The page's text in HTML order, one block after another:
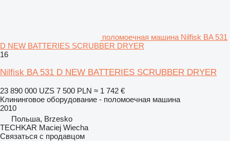
поломоечная машина Nilfisk BA 531
D NEW BATTERIES SCRUBBER DRYER
16
Nilfisk BA 531 D NEW BATTERIES SCRUBBER DRYER
23 890 000 UZS 7 500 PLN ≈ 1 742 €
Клининговое оборудование - поломоечная машина
2010
Польша, Brzesko
TECHKAR Maciej Wiecha
Связаться с продавцом